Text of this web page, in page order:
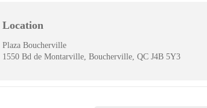
Location
Plaza Boucherville
1550 Bd de Montarville, Boucherville, QC J4B 5Y3